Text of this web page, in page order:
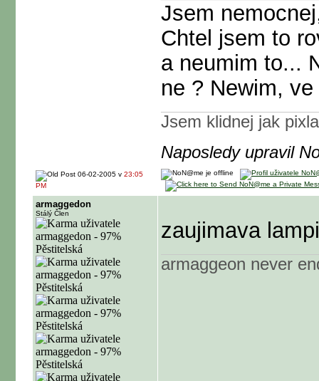
Jsem
Chtel jsem to
a neumim to...
ne ? Newim,
Jsem klidnej jak
Naposledy upravil
06-02-2005 v 23:05
PM
armaggedon
Stálý Člen
zaujimava
armaggeon never